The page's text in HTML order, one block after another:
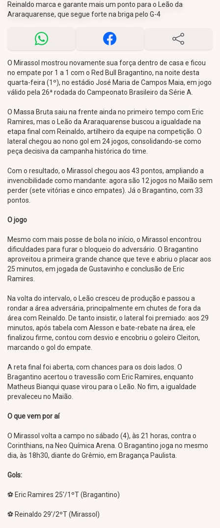
Reinaldo marca e garante mais um ponto para o Leão da
Araraquarense, que segue forte na briga pelo G-4
O Mirassol mostrou novamente sua força dentro de casa e ficou
no empate por 1 a 1 com o Red Bull Bragantino, na noite desta
quarta-feira (1º), no estádio José Maria de Campos Maia, em jogo
válido pela 26ª rodada do Campeonato Brasileiro da Série A.
O Massa Bruta saiu na frente ainda no primeiro tempo com Eric
Ramires, mas o Leão da Araraquarense buscou a igualdade na
etapa final com Reinaldo, artilheiro da equipe na competição. O
lateral chegou ao nono gol em 24 jogos, consolidando-se como
peça decisiva da campanha histórica do time.
Com o resultado, o Mirassol chegou aos 43 pontos, ampliando a
invencibilidade como mandante: agora são 12 jogos no Maião sem
perder (sete vitórias e cinco empates). Já o Bragantino, com 33
pontos.
O jogo
Mesmo com mais posse de bola no início, o Mirassol encontrou
dificuldades para furar o bloqueio do adversário. O Bragantino
aproveitou a primeira grande chance que teve e abriu o placar aos
25 minutos, em jogada de Gustavinho e conclusão de Eric
Ramires.
Na volta do intervalo, o Leão cresceu de produção e passou a
rondar a área adversária, principalmente em chutes de fora da
área com Reinaldo. De tanto insistir, o lateral foi premiado: aos 29
minutos, após tabela com Alesson e bate-rebate na área, ele
finalizou firme, contou com desvio e encobriu o goleiro Cleiton,
marcando o gol do empate.
A reta final foi aberta, com chances para os dois lados. O
Bragantino acertou o travessão com Eric Ramires, enquanto
Matheus Bianqui quase virou para o Leão. No fim, a igualdade
prevaleceu no Maião.
O que vem por aí
O Mirassol volta a campo no sábado (4), às 21 horas, contra o
Corinthians, na Neo Química Arena. O Bragantino joga no mesmo
dia, às 18h30, diante do Grêmio, em Bragança Paulista.
Gols:
⚽ Eric Ramires 25'/1ºT (Bragantino)
⚽ Reinaldo 29'/2ºT (Mirassol)